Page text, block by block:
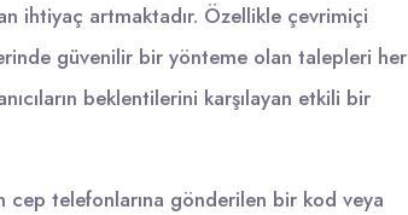
ihtiyaç artmaktadır. Özellikle çevrimiçi
güvenilir bir yönteme olan talepleri her
beklentilerini karşılayan etkili bir
cep telefonlarına gönderilen bir kod veya